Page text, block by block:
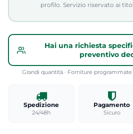
profilo. Servizio riservato ai
Hai una richiesta
preventivo
Grandi quantità · Forniture programmate
Spedizione
24/48h
Pagamento
Sicuro